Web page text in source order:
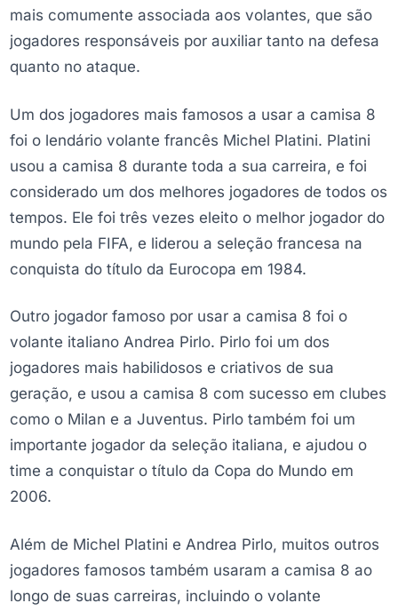
mais comumente associada aos volantes, que são
jogadores responsáveis por auxiliar tanto na defesa
quanto no ataque.
Um dos jogadores mais famosos a usar a camisa 8
foi o lendário volante francês Michel Platini. Platini
usou a camisa 8 durante toda a sua carreira, e foi
considerado um dos melhores jogadores de todos os
tempos. Ele foi três vezes eleito o melhor jogador do
mundo pela FIFA, e liderou a seleção francesa na
conquista do título da Eurocopa em 1984.
Outro jogador famoso por usar a camisa 8 foi o
volante italiano Andrea Pirlo. Pirlo foi um dos
jogadores mais habilidosos e criativos de sua
geração, e usou a camisa 8 com sucesso em clubes
como o Milan e a Juventus. Pirlo também foi um
importante jogador da seleção italiana, e ajudou o
time a conquistar o título da Copa do Mundo em
2006.
Além de Michel Platini e Andrea Pirlo, muitos outros
jogadores famosos também usaram a camisa 8 ao
longo de suas carreiras, incluindo o volante